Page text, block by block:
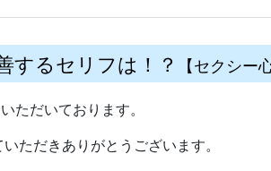
するセリフは！？ 【セクシー
ただいております。
ただきありがとうございます。